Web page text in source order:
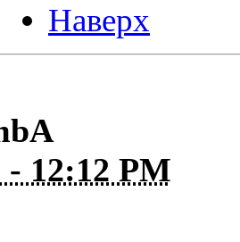
Наверх
- 12:12 PM